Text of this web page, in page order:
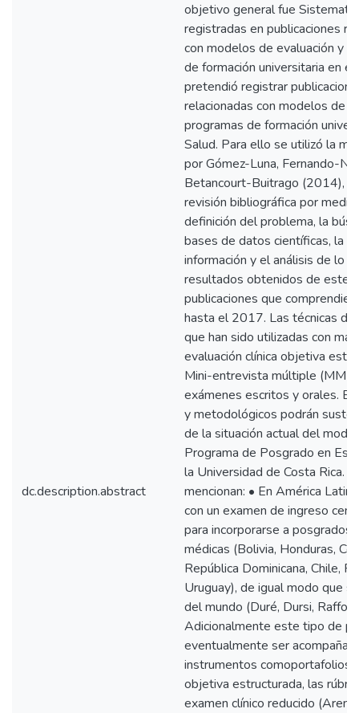
dc.description.abstract
objetivo general fue
registradas en publicaciones
con modelos de evaluación y
de formación universitaria en
pretendió registrar
relacionadas con modelos de
programas de formación
Salud. Para ello se utilizó la
por Gómez-Luna, Fernando-
Betancourt-Buitrago (2014),
revisión bibliográfica por
definición del problema, la
bases de datos científicas, la
información y el análisis de lo
resultados obtenidos de este
publicaciones que
hasta el 2017. Las técnicas de
que han sido utilizadas con
evaluación clínica objetiva
Mini-entrevista múltiple
exámenes escritos y orales.
y metodológicos podrán
de la situación actual del
Programa de Posgrado en
la Universidad de Costa Rica.
mencionan: • En América
con un examen de ingreso
para incorporarse a posgrados
médicas (Bolivia, Honduras,
República Dominicana, Chile,
Uruguay), de igual modo que
del mundo (Duré, Dursi,
Adicionalmente este tipo de
eventualmente ser
instrumentos comoportafolios,
objetiva estructurada, las
examen clínico reducido